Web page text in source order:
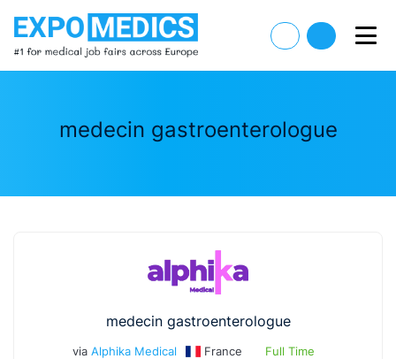
medecin gastroenterologue
medecin gastroenterologue
via Alphika Medical France Full Time